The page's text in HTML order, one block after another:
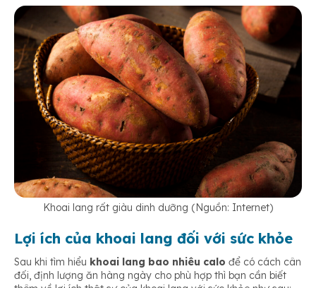
Khoai lang rất giàu dinh dưỡng (Nguồn: Internet)
Lợi ích của khoai lang đối với sức khỏe
Sau khi tìm hiểu khoai lang bao nhiêu calo để có cách cân
đối, định lượng ăn hàng ngày cho phù hợp thì bạn cần biết